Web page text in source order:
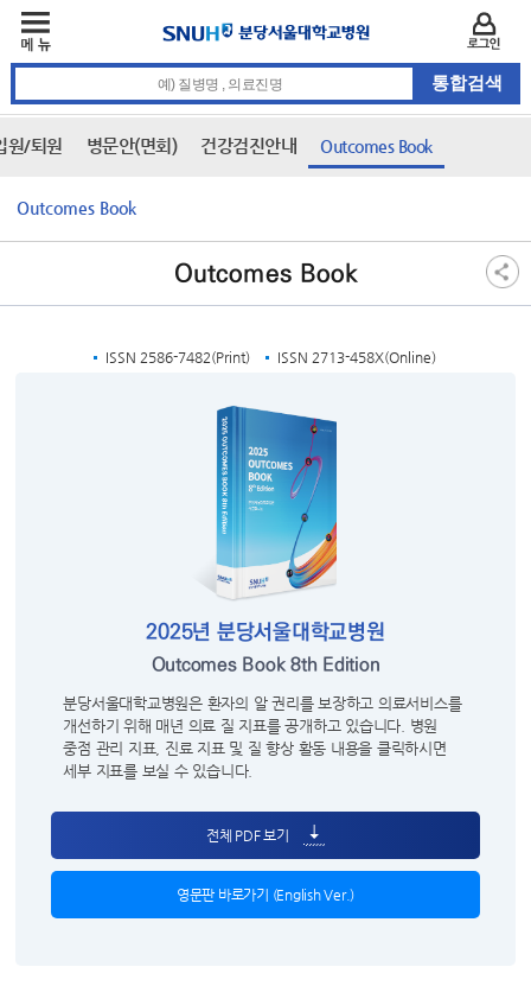
원/퇴원 병문안(면회) 건강검진안내 Outcomes Book
Outcomes Book
Outcomes Book
ISSN 2586-7482(Print) ISSN 2713-458X(Online)
2025년 분당서울대학교병원
Outcomes Book 8th Edition
분당서울대학교병원은 환자의 알 권리를 보장하고 의료서비스를
개선하기 위해 매년 의료 질 지표를 공개하고 있습니다. 병원
중점 관리 지표, 진료 지표 및 질 향상 활동 내용을 클릭하시면
세부 지표를 보실 수 있습니다.
전체 PDF 보기
영문판 바로가기 (English Ver.)